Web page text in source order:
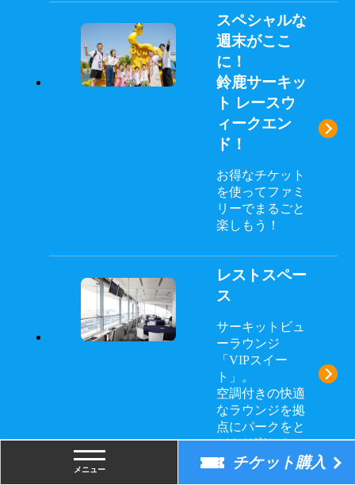
スペシャルな
週末がここ
に！
鈴鹿サーキッ
ト レースウ
ィークエン
ド！
お得なチケット
を使ってファミ
リーでまるごと
楽しもう！
→
レストスペー
ス
サーキットビュ
ーラウンジ
「VIPスイー
ト」。
空調付きの快適
なラウンジを拠
点にパークをと
びきり楽しも
う！
→
メニュー チケット購入